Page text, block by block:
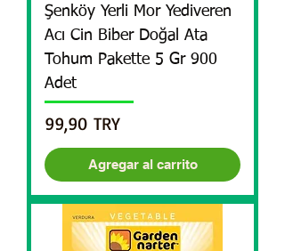
Şenköy Yerli Mor Yediveren
Acı Cin Biber Doğal Ata
Tohum Pakette 5 Gr 900
Adet
Precio
99,90 TRY
Agregar al carrito